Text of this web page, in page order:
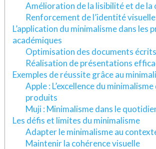
Amélioration de la lisibilité et de la
Renforcement de l’identité visuelle
L’application du minimalisme dans les
académiques
Optimisation des documents écrits
Réalisation de présentations
Exemples de réussite grâce au
Apple : L’excellence du minimalisme
produits
Muji : Minimalisme dans le
Les défis et limites du minimalisme
Adapter le minimalisme au
Maintenir la cohérence visuelle